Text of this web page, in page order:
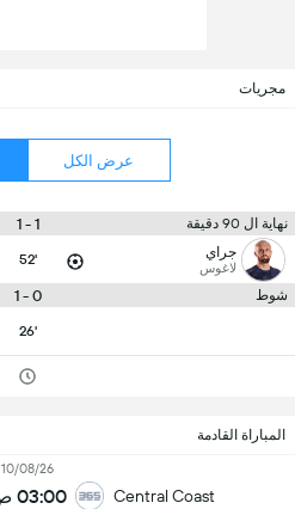
مجريات
عرض الكل
نهاية ال 90 دقيقة 1 - 1
جراي
لاغوس 52'
شوط 0 - 1
26'
المباراة القادمة
Central Coast
10/08/26
03:00 ص